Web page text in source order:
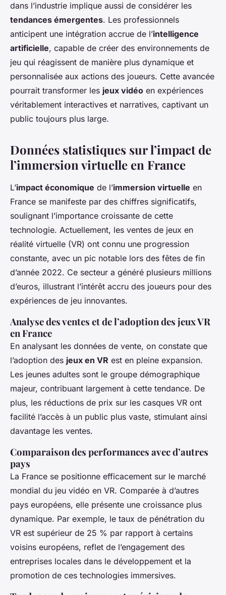
dans l’industrie implique aussi de considérer les
tendances émergentes. Les professionnels
anticipent une intégration accrue de l’intelligence
artificielle, capable de créer des environnements de
jeu qui réagissent de manière plus dynamique et
personnalisée aux actions des joueurs. Cette avancée
pourrait transformer les jeux vidéo en expériences
véritablement interactives et narratives, captivant un
public toujours plus large.
Données statistiques sur l’impact de
l’immersion virtuelle en France
L’impact économique de l’immersion virtuelle en
France se manifeste par des chiffres significatifs,
soulignant l’importance croissante de cette
technologie. Actuellement, les ventes de jeux en
réalité virtuelle (VR) ont connu une progression
constante, avec un pic notable lors des fêtes de fin
d’année 2022. Ce secteur a généré plusieurs millions
d’euros, illustrant l’intérêt accru des joueurs pour des
expériences de jeu innovantes.
Analyse des ventes et de l’adoption des jeux VR
en France
En analysant les données de vente, on constate que
l’adoption des jeux en VR est en pleine expansion.
Les jeunes adultes sont le groupe démographique
majeur, contribuant largement à cette tendance. De
plus, les réductions de prix sur les casques VR ont
facilité l’accès à un public plus vaste, stimulant ainsi
davantage les ventes.
Comparaison des performances avec d’autres
pays
La France se positionne efficacement sur le marché
mondial du jeu vidéo en VR. Comparée à d’autres
pays européens, elle présente une croissance plus
dynamique. Par exemple, le taux de pénétration du
VR est supérieur de 25 % par rapport à certains
voisins européens, reflet de l’engagement des
entreprises locales dans le développement et la
promotion de ces technologies immersives.